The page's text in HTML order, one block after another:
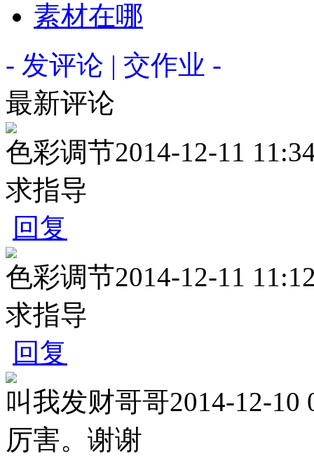
素材在哪
- 发评论 | 交作业 -
最新评论
色彩调节2014-12-11
求指导
回复
色彩调节2014-12-11
求指导
回复
叫我发财哥哥2014-12-10
厉害。谢谢